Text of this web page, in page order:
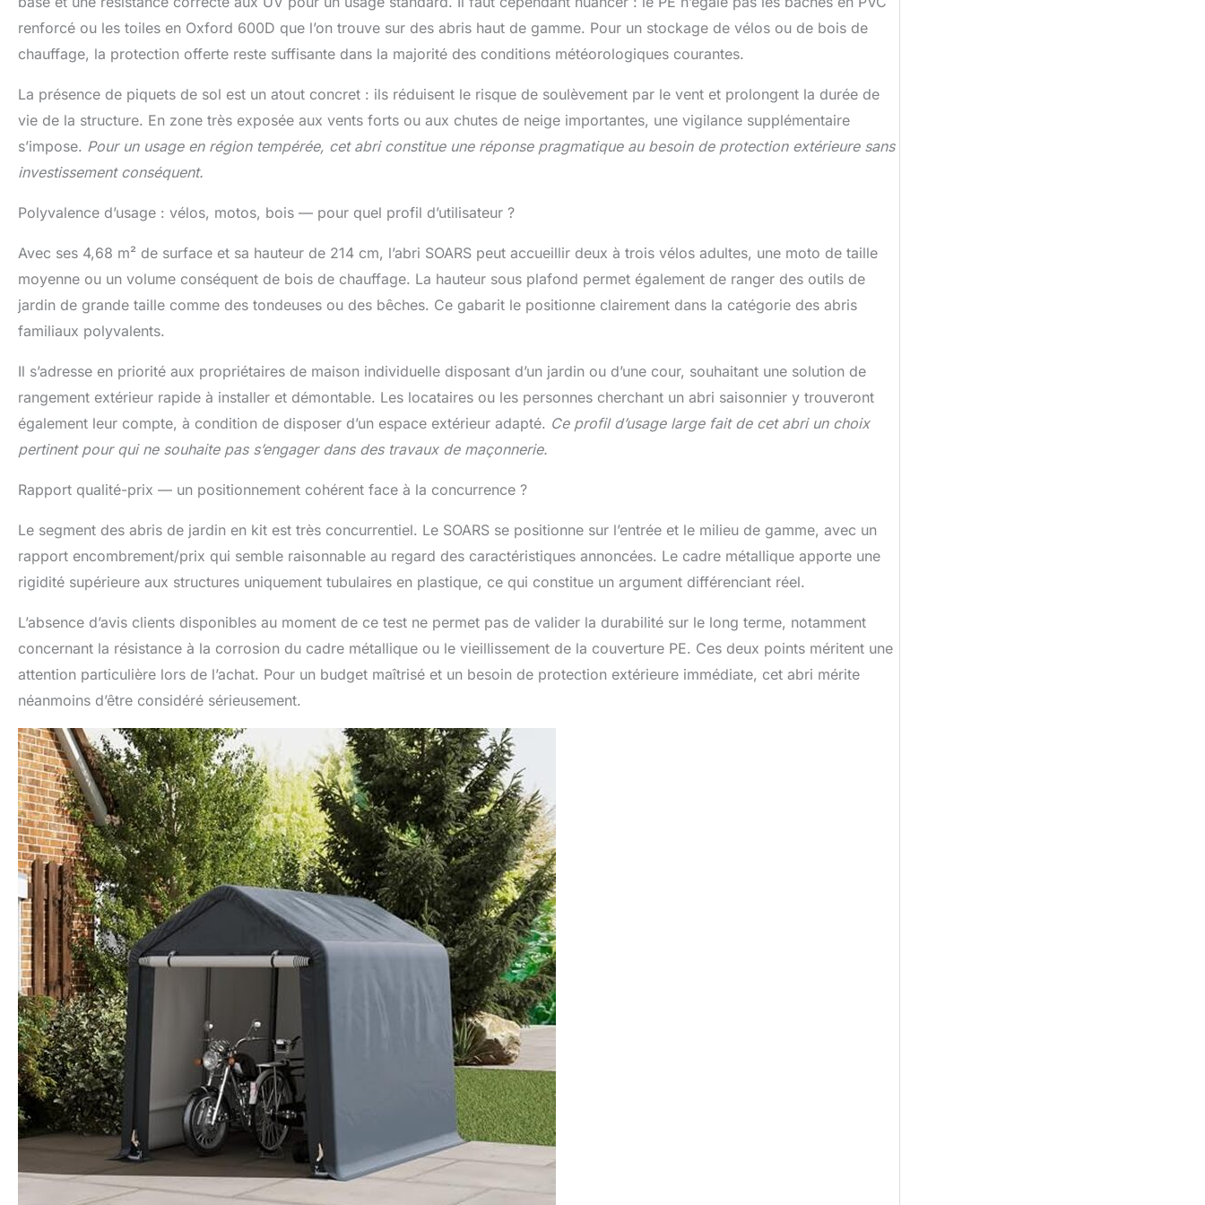
renforcé ou les toiles en Oxford 600D que l’on trouve sur des abris haut de gamme. Pour un stockage de vélos ou de bois de
chauffage, la protection offerte reste suffisante dans la majorité des conditions météorologiques courantes.
La présence de piquets de sol est un atout concret : ils réduisent le risque de soulèvement par le vent et prolongent la durée de
vie de la structure. En zone très exposée aux vents forts ou aux chutes de neige importantes, une vigilance supplémentaire
s’impose. Pour un usage en région tempérée, cet abri constitue une réponse pragmatique au besoin de protection extérieure sans
investissement conséquent.
Polyvalence d’usage : vélos, motos, bois — pour quel profil d’utilisateur ?
Avec ses 4,68 m² de surface et sa hauteur de 214 cm, l’abri SOARS peut accueillir deux à trois vélos adultes, une moto de taille
moyenne ou un volume conséquent de bois de chauffage. La hauteur sous plafond permet également de ranger des outils de
jardin de grande taille comme des tondeuses ou des bêches. Ce gabarit le positionne clairement dans la catégorie des abris
familiaux polyvalents.
Il s’adresse en priorité aux propriétaires de maison individuelle disposant d’un jardin ou d’une cour, souhaitant une solution de
rangement extérieur rapide à installer et démontable. Les locataires ou les personnes cherchant un abri saisonnier y trouveront
également leur compte, à condition de disposer d’un espace extérieur adapté. Ce profil d’usage large fait de cet abri un choix
pertinent pour qui ne souhaite pas s’engager dans des travaux de maçonnerie.
Rapport qualité-prix — un positionnement cohérent face à la concurrence ?
Le segment des abris de jardin en kit est très concurrentiel. Le SOARS se positionne sur l’entrée et le milieu de gamme, avec un
rapport encombrement/prix qui semble raisonnable au regard des caractéristiques annoncées. Le cadre métallique apporte une
rigidité supérieure aux structures uniquement tubulaires en plastique, ce qui constitue un argument différenciant réel.
L’absence d’avis clients disponibles au moment de ce test ne permet pas de valider la durabilité sur le long terme, notamment
concernant la résistance à la corrosion du cadre métallique ou le vieillissement de la couverture PE. Ces deux points méritent une
attention particulière lors de l’achat. Pour un budget maîtrisé et un besoin de protection extérieure immédiate, cet abri mérite
néanmoins d’être considéré sérieusement.